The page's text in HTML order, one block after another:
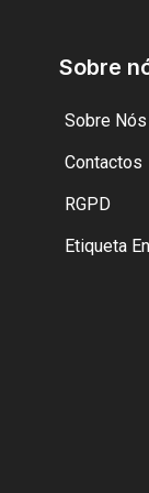
Sobre
Sobre Nós
Contactos
RGPD
Etiqueta